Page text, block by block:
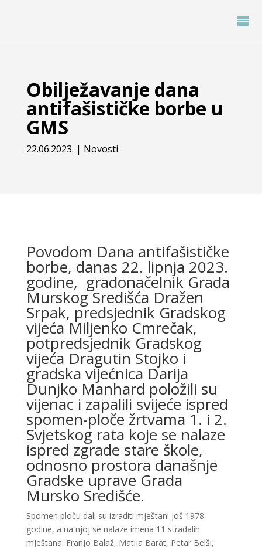
Obilježavanje dana
antifašističke borbe u
GMS
22.06.2023. | Novosti
Povodom Dana antifašističke
borbe, danas 22. lipnja 2023.
godine, gradonačelnik Grada
Murskog Središća Dražen
Srpak, predsjednik Gradskog
vijeća Miljenko Cmrečak,
potpredsjednik Gradskog
vijeća Dragutin Stojko i
gradska vijećnica Darija
Dunjko Manhard položili su
vijenac i zapalili svijeće ispred
spomen-ploče žrtvama 1. i 2.
Svjetskog rata koje se nalaze
ispred zgrade stare škole,
odnosno prostora današnje
Gradske uprave Grada
Mursko Središće.
Spomen ploču dali su izraditi mještani još 1978.
godine, a na njoj se nalaze imena 11 stradalih
mještana: Franjo Balaž, Matija Barat, Petar Belši,